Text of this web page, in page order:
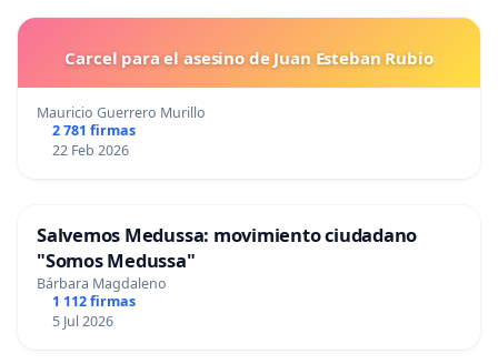
Carcel para el asesino de Juan Esteban Rubio
Mauricio Guerrero Murillo
2 781 firmas
22 Feb 2026
Salvemos Medussa: movimiento ciudadano
"Somos Medussa"
Bárbara Magdaleno
1 112 firmas
5 Jul 2026